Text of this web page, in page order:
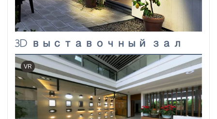
3D выставочный зал
VR